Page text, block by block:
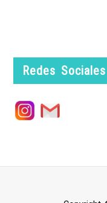
Redes Sociales